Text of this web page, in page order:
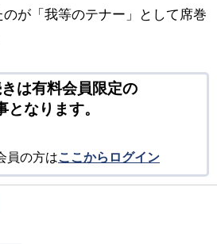
が「我等のテナー」として席巻
は有料会員限定の
となります。
員の方はここからログイン